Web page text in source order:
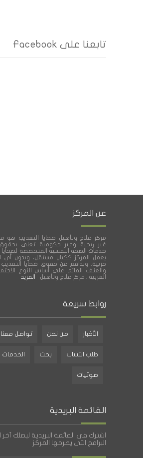
تابعنا على Facebook
عن المركز
مركز علاج وتأهيل ضحايا التعذيب هو
غير ربحية وغير حكومية تعنى بحقوق
خدمات الصحة النفسية المتخصصة لضحايا
يعمل المركز ككيان مستقل، وبدون أي
حزبية، ويدافع عن حقوق ضحايا
والعنف القائم على أساس النوع
الغربية . مركز علاج وتأهيل
المزيد
روابط سريعة
الأخبار من نحن تواصل معنا
طلب انتساب بحث الخدمات
صوتيات
القائمة البريدية
اشترك فى القائمة البريدية ليصلك آخر
البرامج التي يطرحها المركز